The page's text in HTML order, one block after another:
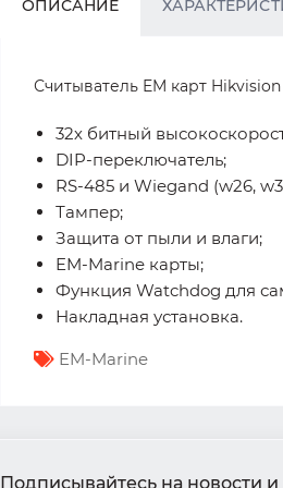
ОПИСАНИЕ
Считыватель EM карт Hikvision
32х битный
DIP-переключатель;
RS-485 и Wiegand (w26,
Тампер;
Защита от пыли и влаги;
EM-Marine карты;
Функция Watchdog для
Накладная установка.
EM-Marine
Подписывайтесь на новости и